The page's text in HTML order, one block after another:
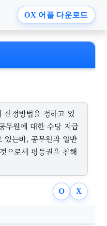
OX 어플 다운로드
산정방법을 정하고 있
무원에 대한 수당 지급
있는바, 공무원과 일반
으로서 평등권을 침해
O X